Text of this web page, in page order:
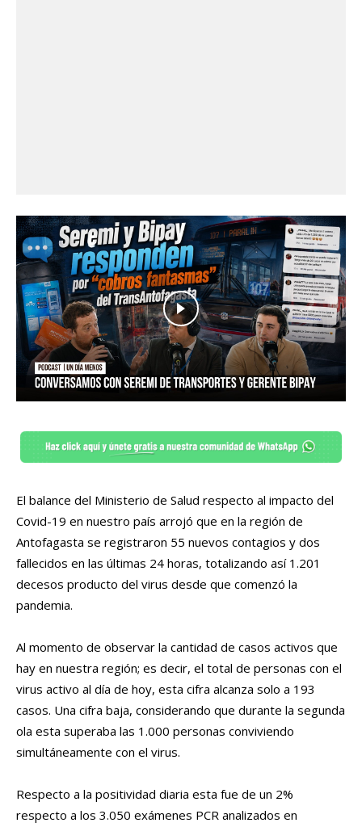
El balance del Ministerio de Salud respecto al impacto del
Covid-19 en nuestro país arrojó que en la región de
Antofagasta se registraron 55 nuevos contagios y dos
fallecidos en las últimas 24 horas, totalizando así 1.201
decesos producto del virus desde que comenzó la
pandemia.
Al momento de observar la cantidad de casos activos que
hay en nuestra región; es decir, el total de personas con el
virus activo al día de hoy, esta cifra alcanza solo a 193
casos. Una cifra baja, considerando que durante la segunda
ola esta superaba las 1.000 personas conviviendo
simultáneamente con el virus.
Respecto a la positividad diaria esta fue de un 2%
respecto a los 3.050 exámenes PCR analizados en